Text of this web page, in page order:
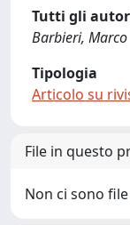
Tutti gli
Barbieri, Marco
Tipologia
Articolo su
File in questo
Non ci sono